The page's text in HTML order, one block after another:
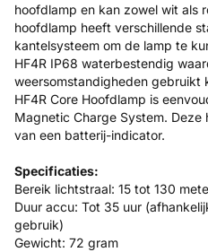
hoofdlamp en kan zowel wit als
hoofdlamp heeft verschillende
kantelsysteem om de lamp te
HF4R IP68 waterbestendig
weersomstandigheden gebruikt
HF4R Core Hoofdlamp is
Magnetic Charge System.
van een batterij-indicator.
Specificaties:
Bereik lichtstraal: 15 tot 130
Duur accu: Tot 35 uur
gebruik)
Gewicht: 72 gram